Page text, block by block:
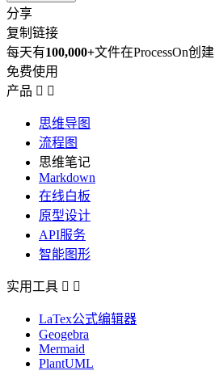
分享
复制链接
每天有100,000+文件在ProcessOn创建
免费使用
产品  
思维导图
流程图
思维笔记
Markdown
在线白板
原型设计
API服务
智能图形
实用工具  
LaTex公式编辑器
Geogebra
Mermaid
PlantUML